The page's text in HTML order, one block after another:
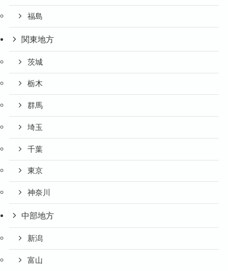
福島
関東地方
茨城
栃木
群馬
埼玉
千葉
東京
神奈川
中部地方
新潟
富山